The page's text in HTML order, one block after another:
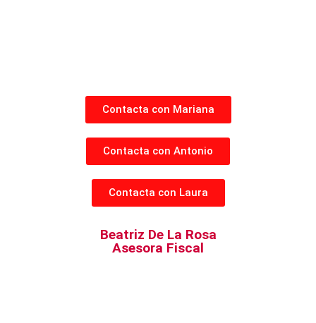
Contacta con Mariana
Contacta con Antonio
Contacta con Laura
Beatriz De La Rosa
Asesora Fiscal